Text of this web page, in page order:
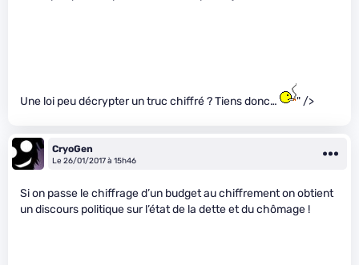
Une loi peu décrypter un truc chiffré ? Tiens donc… " />
CryoGen
Le 26/01/2017 à 15h46
Si on passe le chiffrage d’un budget au chiffrement on obtient
un discours politique sur l’état de la dette et du chômage !